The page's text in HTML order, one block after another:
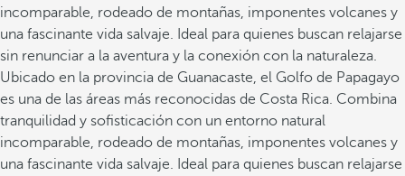
incomparable, rodeado de montañas, imponentes volcanes y
una fascinante vida salvaje. Ideal para quienes buscan relajarse
sin renunciar a la aventura y la conexión con la naturaleza.
Ubicado en la provincia de Guanacaste, el Golfo de Papagayo
es una de las áreas más reconocidas de Costa Rica. Combina
tranquilidad y sofisticación con un entorno natural
incomparable, rodeado de montañas, imponentes volcanes y
una fascinante vida salvaje. Ideal para quienes buscan relajarse